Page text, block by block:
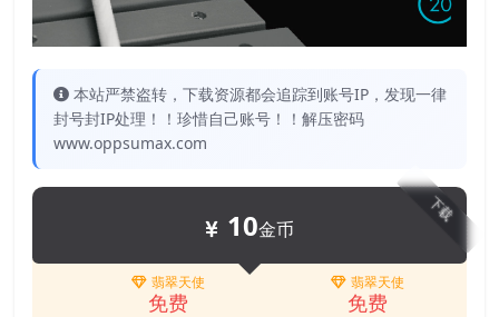
本站严禁盗转，下载资源都会追踪到账号IP，发现一律
封号封IP处理！！珍惜自己账号！！解压密码
www.oppsumax.com
下载
10金币
翡翠天使
免费
翡翠天使
免费